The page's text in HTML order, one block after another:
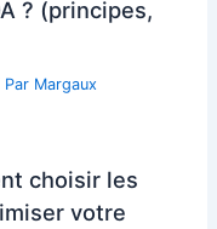
? (principes,
Par Margaux
choisir les
votre